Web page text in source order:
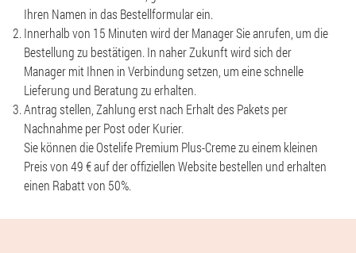
Ihren Namen in das Bestellformular ein.
Innerhalb von 15 Minuten wird der Manager Sie anrufen, um die
Bestellung zu bestätigen. In naher Zukunft wird sich der
Manager mit Ihnen in Verbindung setzen, um eine schnelle
Lieferung und Beratung zu erhalten.
Antrag stellen, Zahlung erst nach Erhalt des Pakets per
Nachnahme per Post oder Kurier.
Sie können die Ostelife Premium Plus-Creme zu einem kleinen
Preis von 49 € auf der offiziellen Website bestellen und erhalten
einen Rabatt von 50%.